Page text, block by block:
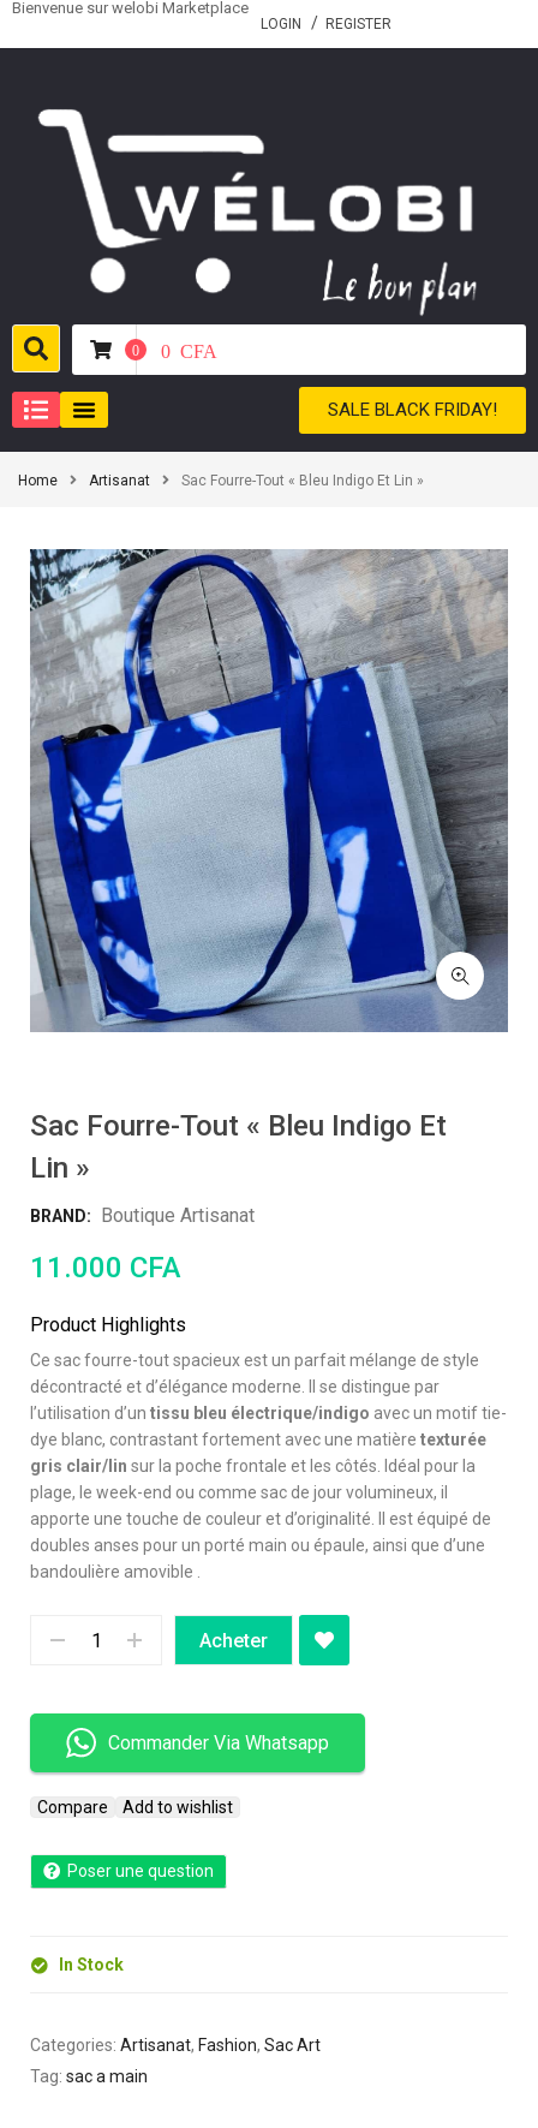
Bienvenue sur welobi Marketplace
LOGIN REGISTER
0 0 CFA
SALE BLACK FRIDAY!
Home Artisanat Sac Fourre-Tout « Bleu Indigo Et Lin »
Sac Fourre-Tout « Bleu Indigo Et
Lin »
BRAND: Boutique Artisanat
11.000 CFA
Product Highlights
Ce sac fourre-tout spacieux est un parfait mélange de style
décontracté et d’élégance moderne. Il se distingue par
l’utilisation d’un tissu bleu électrique/indigo avec un motif tie-
dye blanc, contrastant fortement avec une matière texturée
gris clair/lin sur la poche frontale et les côtés. Idéal pour la
plage, le week-end ou comme sac de jour volumineux, il
apporte une touche de couleur et d’originalité. Il est équipé de
doubles anses pour un porté main ou épaule, ainsi que d’une
bandoulière amovible .
Acheter
Commander Via Whatsapp
Compare Add to wishlist
Poser une question
In Stock
Categories: Artisanat, Fashion, Sac Art
Tag: sac a main